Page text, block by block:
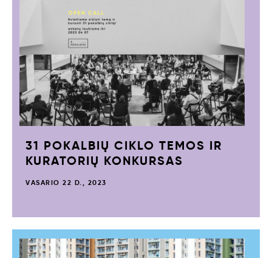
31 POKALBIŲ CIKLO TEMOS IR
KURATORIŲ KONKURSAS
VASARIO 22 D., 2023